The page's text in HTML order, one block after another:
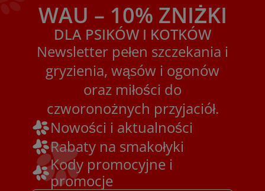
WAU – 10% ZNIŻKI
DLA PSIKÓW I KOTKÓW
Newsletter pełen szczekania i
gryzienia, wąsów i ogonów
oraz miłości do
czworonożnych przyjaciół.
Nowości i aktualności
Rabaty na smakołyki
Kody promocyjne i
promocje